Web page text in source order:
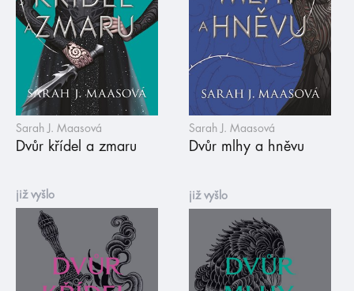
Sarah J. Maasová
Dvůr křídel a zmaru
Sarah J. Maasová
Dvůr mlhy a hněvu
již vyšlo již vyšlo